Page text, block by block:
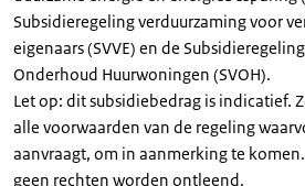
Subsidieregeling verduurzaming voor
eigenaars (SVVE) en de
Onderhoud Huurwoningen (SVOH).
Let op: dit subsidiebedrag is indicatief.
alle voorwaarden van de regeling
aanvraagt, om in aanmerking te
geen rechten worden ontleend.